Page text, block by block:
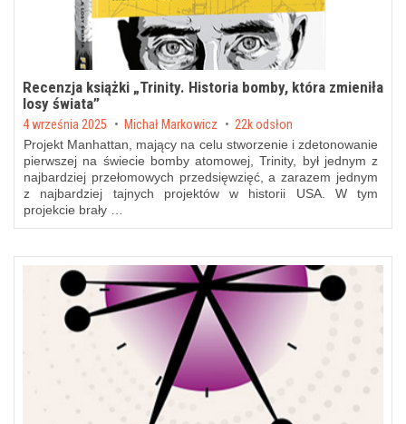
Recenzja książki „Trinity. Historia bomby, która zmieniła
losy świata”
Posted on
4 września 2025 by Michał Markowicz 22k odsłon
Projekt Manhattan, mający na celu stworzenie i zdetonowanie
pierwszej na świecie bomby atomowej, Trinity, był jednym z
najbardziej przełomowych przedsięwzięć, a zarazem jednym
z najbardziej tajnych projektów w historii USA. W tym
projekcie brały …